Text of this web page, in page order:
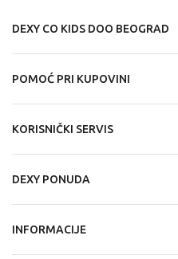
DEXY CO KIDS DOO BEOGRAD
POMOĆ PRI KUPOVINI
KORISNIČKI SERVIS
DEXY PONUDA
INFORMACIJE